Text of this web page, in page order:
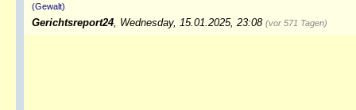
(Gewalt)
Gerichtsreport24 Wednesday, 15.01.2025, 23:08 (vor 571 Tagen)